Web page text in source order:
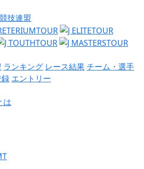
技連盟
ランキング レース結果チーム・選手
エントリー
は